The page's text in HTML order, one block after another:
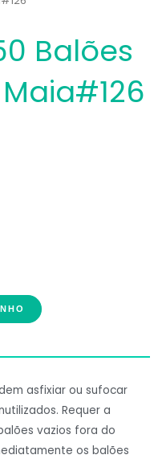
Balões
Maia#126
asfixiar ou sufocar
Requer a
vazios fora do
os balões